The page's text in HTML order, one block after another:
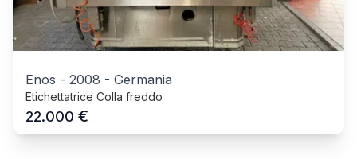
Enos - 2008 - Germania
Etichettatrice Colla freddo
22.000 €